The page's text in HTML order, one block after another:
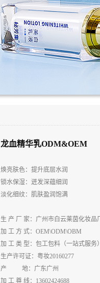
龙血精华乳ODM&OEM
焕亮肤色：提升底层水润
锁水保湿：迸发深蕴细润
淡化细纹：肌肤盈润饱满
生 产 厂
家：广州市白云莱茵化妆品厂
加 工 方 式： OEM\ODM\OBM
加 工 类 型：包工包料（一站式服务）
生产许可证：粤妆20160277
产
地：广东广州
加 工 尊 线：13602424688